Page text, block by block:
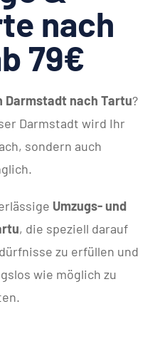
nach
79€
Darmstadt nach Tartu?
Darmstadt wird Ihr
sondern auch
Umzugs- und
, die speziell darauf
zu erfüllen und
wie möglich zu